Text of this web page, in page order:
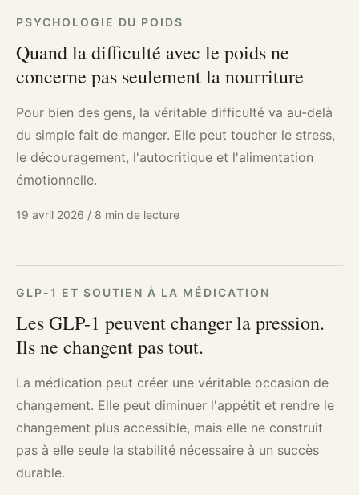
PSYCHOLOGIE DU POIDS
Quand la difficulté avec le poids ne
concerne pas seulement la nourriture
Pour bien des gens, la véritable difficulté va au-delà
du simple fait de manger. Elle peut toucher le stress,
le découragement, l'autocritique et l'alimentation
émotionnelle.
19 avril 2026 / 8 min de lecture
GLP-1 ET SOUTIEN À LA MÉDICATION
Les GLP-1 peuvent changer la pression.
Ils ne changent pas tout.
La médication peut créer une véritable occasion de
changement. Elle peut diminuer l'appétit et rendre le
changement plus accessible, mais elle ne construit
pas à elle seule la stabilité nécessaire à un succès
durable.